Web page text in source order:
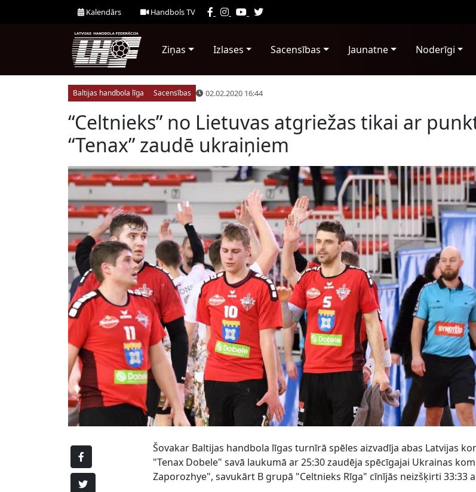
Kalendārs Handbols TV
Ziņas Izlases Sacensības Jaunatne Noderīgi
Baltijas handbola līga Sacensības 02.02.2020 16:44
“Celtnieks” no Lietuvas atgriežas tikai ar
“Tenax” zaudē ukraiņiem
Šovakar Baltijas handbola līgas turnīrā spēles aizvadīja abas Latvijas
"Tenax Dobele" savā laukumā ar 25:30 zaudēja spēcīgajai Ukrainas
Zaporozhye", savukārt B grupā "Celtnieks Rīga" cīnījās neizšķirti 33:33